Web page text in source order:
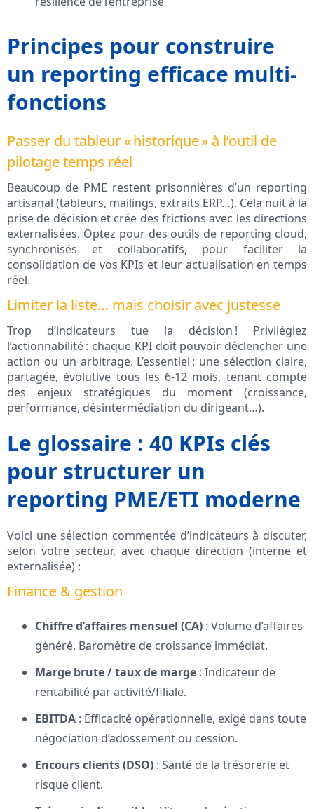
Principes pour construire
un reporting efficace multi-
fonctions
Passer du tableur « historique » à l’outil de
pilotage temps réel
Beaucoup de PME restent prisonnières d’un reporting
artisanal (tableurs, mailings, extraits ERP…). Cela nuit à la
prise de décision et crée des frictions avec les directions
externalisées. Optez pour des outils de reporting cloud,
synchronisés et collaboratifs, pour faciliter la
consolidation de vos KPIs et leur actualisation en temps
réel.
Limiter la liste… mais choisir avec justesse
Trop d’indicateurs tue la décision ! Privilégiez
l’actionnabilité : chaque KPI doit pouvoir déclencher une
action ou un arbitrage. L’essentiel : une sélection claire,
partagée, évolutive tous les 6-12 mois, tenant compte
des enjeux stratégiques du moment (croissance,
performance, désintermédiation du dirigeant…).
Le glossaire : 40 KPIs clés
pour structurer un
reporting PME/ETI moderne
Voici une sélection commentée d’indicateurs à discuter,
selon votre secteur, avec chaque direction (interne et
externalisée) :
Finance & gestion
Chiffre d’affaires mensuel (CA) : Volume d’affaires
généré. Baromètre de croissance immédiat.
Marge brute / taux de marge : Indicateur de
rentabilité par activité/filiale.
EBITDA : Efficacité opérationnelle, exigé dans toute
négociation d’adossement ou cession.
Encours clients (DSO) : Santé de la trésorerie et
risque client.